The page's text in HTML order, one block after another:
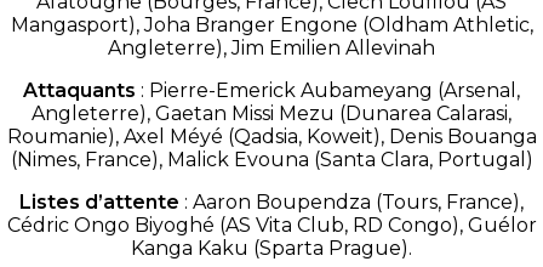
Mangasport), Joha Branger Engone (Oldham Athletic,
Angleterre), Jim Emilien Allevinah
Attaquants : Pierre-Emerick Aubameyang (Arsenal,
Angleterre), Gaetan Missi Mezu (Dunarea Calarasi,
Roumanie), Axel Méyé (Qadsia, Koweit), Denis Bouanga
(Nimes, France), Malick Evouna (Santa Clara, Portugal)
Listes d’attente : Aaron Boupendza (Tours, France),
Cédric Ongo Biyoghé (AS Vita Club, RD Congo), Guélor
Kanga Kaku (Sparta Prague).